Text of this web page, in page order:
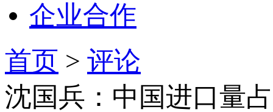
企业合作
首页 > 评论
沈国兵：中国进口量